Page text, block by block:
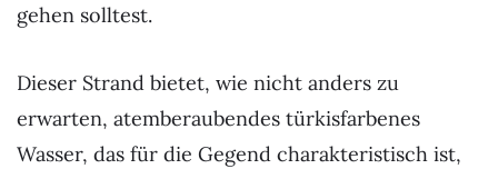
gehen solltest.
Dieser Strand bietet, wie nicht anders zu
erwarten, atemberaubendes türkisfarbenes
Wasser, das für die Gegend charakteristisch ist,